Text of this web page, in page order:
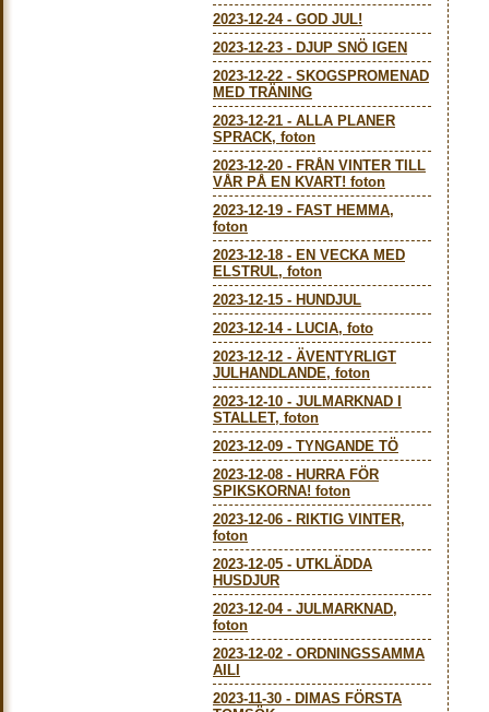
2023-12-24- GOD JUL!
2023-12-23 - DJUP SNÖ IGEN
2023-12-22 - SKOGSPROMENAD
MED TRÄNING
2023-12-21 - ALLA PLANER
SPRACK, foton
2023-12-20 - FRÅN VINTER TILL
VÅR PÅ EN KVART! foton
2023-12-19 - FAST HEMMA,
foton
2023-12-18 - EN VECKA MED
ELSTRUL, foton
2023-12-15 - HUNDJUL
2023-12-14- LUCIA, foto
2023-12-12 - ÄVENTYRLIGT
JULHANDLANDE, foton
2023-12-10 - JULMARKNAD I
STALLET, foton
2023-12-09 - TYNGANDE TÖ
2023-12-08 - HURRA FÖR
SPIKSKORNA! foton
2023-12-06 - RIKTIG VINTER,
foton
2023-12-05 - UTKLÄDDA
HUSDJUR
2023-12-04- JULMARKNAD,
foton
2023-12-02 - ORDNINGSSAMMA
AILI
2023-11-30 - DIMAS FÖRSTA